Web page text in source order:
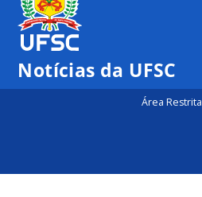
Notícias da UFSC
Área Restrita